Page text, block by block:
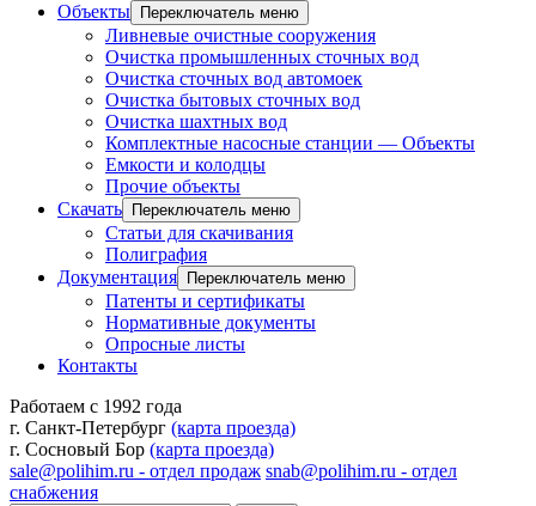
Объекты
Переключатель меню
Ливневые очистные сооружения
Очистка промышленных сточных вод
Очистка сточных вод автомоек
Очистка бытовых сточных вод
Очистка шахтных вод
Комплектные насосные станции — Объекты
Емкости и колодцы
Прочие объекты
Скачать
Переключатель меню
Статьи для скачивания
Полиграфия
Документация
Переключатель меню
Патенты и сертификаты
Нормативные документы
Опросные листы
Контакты
Работаем с 1992 года
г. Санкт-Петербург (карта проезда)
г. Сосновый Бор (карта проезда)
sale@polihim.ru - отдел продаж snab@polihim.ru - отдел
снабжения